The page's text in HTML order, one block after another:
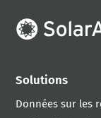
Solutions
Données sur les